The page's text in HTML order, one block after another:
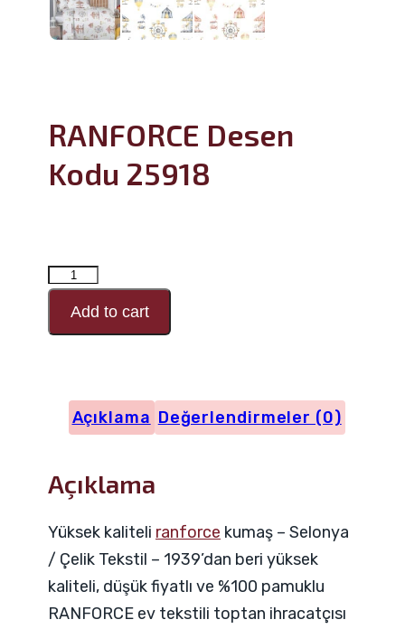
RANFORCE Desen
Kodu 25918
RANFORCE
Desen
Kodu
Add to cart
Açıklama Değerlendirmeler (0)
Açıklama
Yüksek kaliteli ranforce kumaş – Selonya
/ Çelik Tekstil – 1939’dan beri yüksek
kaliteli, düşük fiyatlı ve %100 pamuklu
RANFORCE ev tekstili toptan ihracatçısı